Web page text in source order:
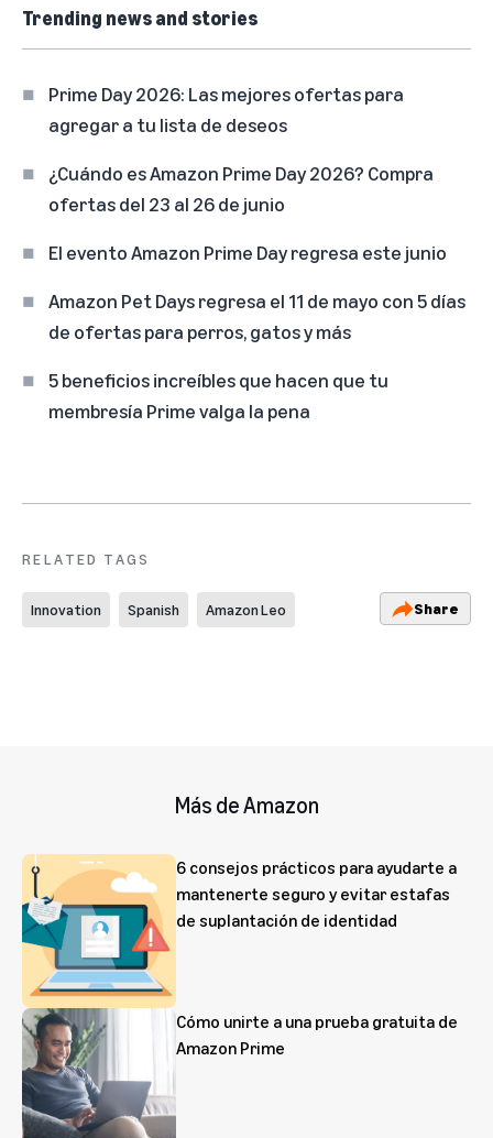
Trending news and stories
Prime Day 2026: Las mejores ofertas para
agregar a tu lista de deseos
¿Cuándo es Amazon Prime Day 2026? Compra
ofertas del 23 al 26 de junio
El evento Amazon Prime Day regresa este junio
Amazon Pet Days regresa el 11 de mayo con 5 días
de ofertas para perros, gatos y más
5 beneficios increíbles que hacen que tu
membresía Prime valga la pena
RELATED TAGS
Innovation Spanish Amazon Leo Share
Más de Amazon
6 consejos prácticos para ayudarte a
mantenerte seguro y evitar estafas
de suplantación de identidad
Cómo unirte a una prueba gratuita de
Amazon Prime